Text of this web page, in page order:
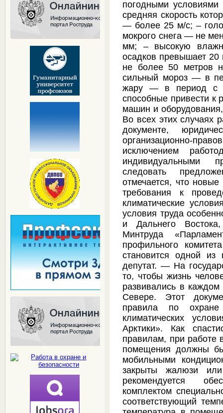
погодными условиями
средняя скорость
— более 25 м/с; –
мокрого снега — не
мм; – высокую
осадков превышает 20
не более 50 метров
сильный мороз — в
жару — в период с
способные привести к
машин и
Во всех этих случаях
документе,
организационно-
исключением
индивидуальными
следовать
отмечается, что
требования к
климатические
условия труда
и Дальнего
Минтруда
профильного
становится одной
депутат. — На
то, чтобы жизнь
развивались в
Севере. Этот
правила по
климатических
Арктики». Как
правилам, при работе
помещения должны
мобильными
закрыты жалюзи
рекомендуется
комплектом
соответствующий